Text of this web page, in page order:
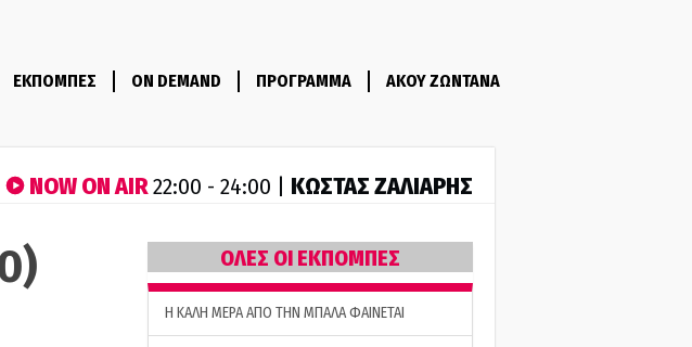
ΕΚΠΟΜΠΕΣ ON DEMAND ΠΡΟΓΡΑΜΜΑ ΑΚΟΥ ΖΩΝΤΑΝΑ
NOW ON AIR22:00 - 24:00 | ΚΩΣΤΑΣ ΖΑΛΙΑΡΗΣ
ΟΛΕΣ ΟΙ ΕΚΠΟΜΠΕΣ
H ΚΑΛΗ ΜΕΡΑ ΑΠΟ ΤΗΝ ΜΠΑΛΑ ΦΑΙΝΕΤΑΙ